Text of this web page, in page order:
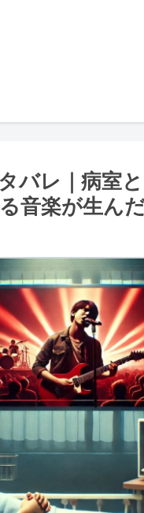
バレ｜病室
音楽が生ん